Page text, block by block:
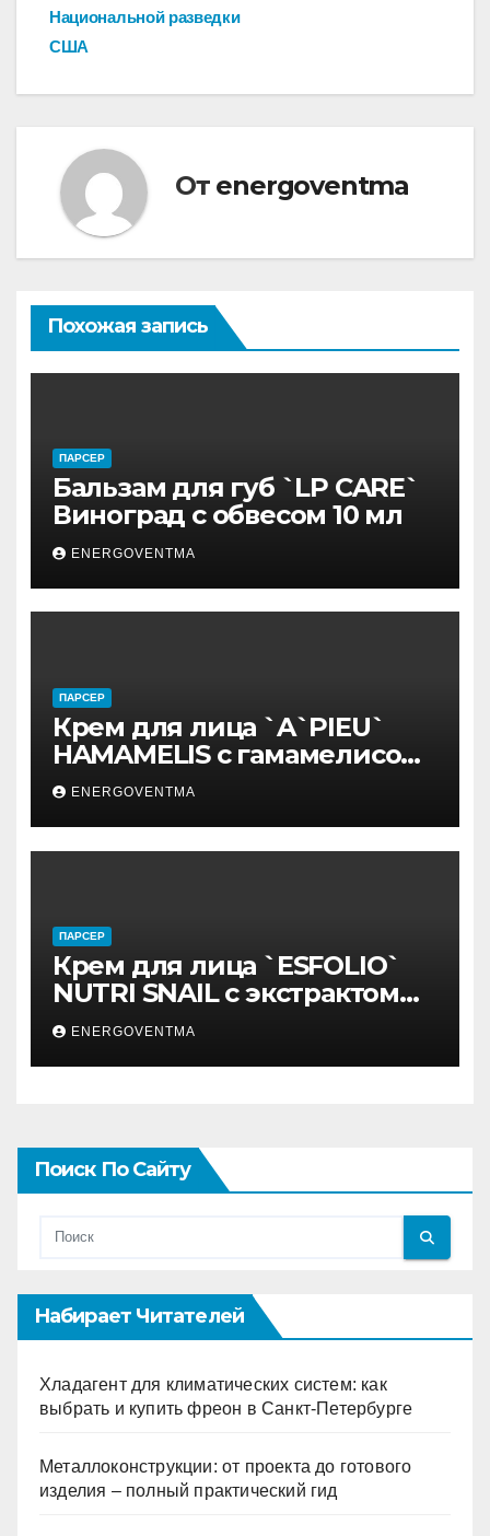
Национальной разведки
США
От energoventma
Похожая запись
ПАРСЕР
Бальзам для губ `LP CARE`
Виноград с обвесом 10 мл
ENERGOVENTMA
ПАРСЕР
Крем для лица `A`PIEU`
HAMAMELIS с гамамелисом
50 мл
ENERGOVENTMA
ПАРСЕР
Крем для лица `ESFOLIO`
NUTRI SNAIL с экстрактом
муцина улитки 200 мл
ENERGOVENTMA
Поиск По Сайту
Набирает Читателей
Хладагент для климатических систем: как
выбрать и купить фреон в Санкт-Петербурге
Металлоконструкции: от проекта до готового
изделия – полный практический гид